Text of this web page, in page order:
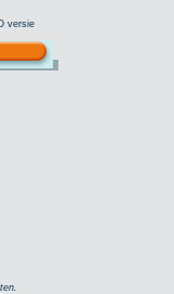
versie